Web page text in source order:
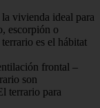
vivienda ideal para
escorpión o
es el hábitat
frontal –
son
terrario para